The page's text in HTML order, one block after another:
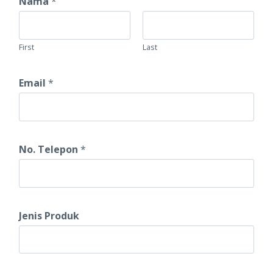
a
a
a
u
l
h
First Last
Email *
No. Telepon *
Jenis Produk